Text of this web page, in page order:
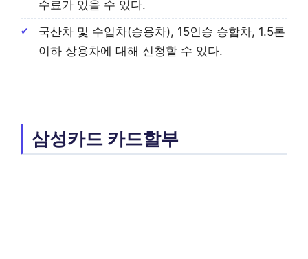
수료가 있을 수 있다.
국산차 및 수입차(승용차), 15인승 승합차, 1.5톤
이하 상용차에 대해 신청할 수 있다.
삼성카드 카드할부